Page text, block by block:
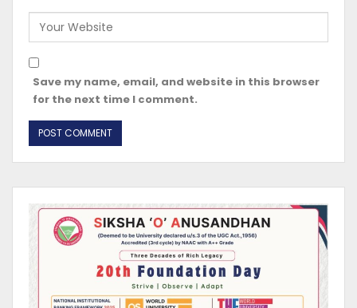
Save my name, email, and website in this browser
for the next time I comment.